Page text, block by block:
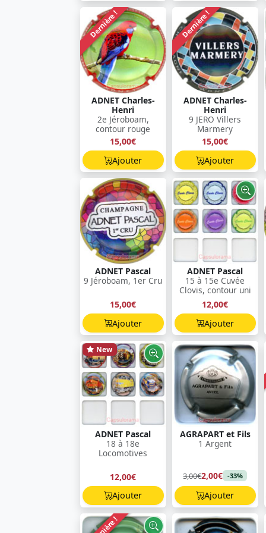
Dernière !
ADNET Charles-
Henri
2e Jéroboam,
contour rouge
15,00€
Ajouter
Dernière !
ADNET Charles-
Henri
9 JERO Villers
Marmery
15,00€
Ajouter
ADNET Pascal
9 Jéroboam, 1er Cru
15,00€
Ajouter
ADNET Pascal
15 à 15e Cuvée
Clovis, contour uni
12,00€
Ajouter
New
ADNET Pascal
18 à 18e
Locomotives
12,00€
Ajouter
AGRAPART et Fils
1 Argent
3,00€2,00€ -33%
Ajouter